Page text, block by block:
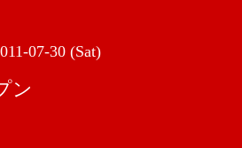
07-30 (Sat)
ン